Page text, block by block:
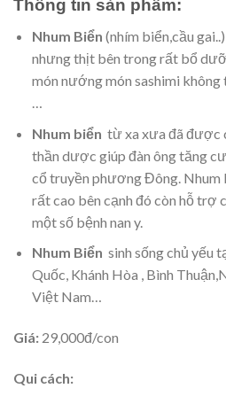
Thông tin sản phẩm:
Nhum Biển (nhím biển,cầu
nhưng thịt bên trong rất bổ
món nướng món sashimi
…
Nhum biển từ xa xưa đã được
thần dược giúp đàn ông tăng
cổ truyền phương Đông.
rất cao bên cạnh đó còn hỗ trợ
một số bệnh nan y.
Nhum Biển sinh sống chủ yếu
Quốc, Khánh Hòa , Bình
Việt Nam…
Giá: 29,000đ/con
Qui cách: